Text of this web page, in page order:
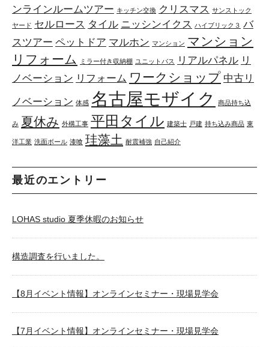
ンラインルームツアー キッチン交換 クリスマス サンストック
ヤード セルロース タイル ニッシンイクス ハイブリック３ バ
スツアー ペットドア マルホン マンション マンション
リフォーム
ミラー付き収納棚 ユニットバス リアルパネル リ
ノベーション リフォーム ワークショップ 中古リ
ノベーション 体感 名古屋モザイク 商品持ち込
み 夏休み 外構工事 平田タイル 建築士 戸建 持ち込み商品 東
洋工業 洗面ボール 漆喰 珪藻土 耐震補強 自己紹介
最近のエントリー
LOHAS studio 夏季休暇のお知らせ
構造調査を行いました。
【8月イベント情報】オンラインセミナー・現場見学会
【7月イベント情報】オンラインセミナー・現場見学会